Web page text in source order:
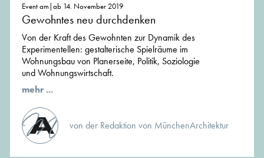
Event am|ab 14. November 2019
Gewohntes neu durchdenken
Von der Kraft des Gewohnten zur Dynamik des
Experimentellen: gestalterische Spielräume im
Wohnungsbau von Planerseite, Politik, Soziologie
und Wohnungswirtschaft.
mehr ...
von der Redaktion von MünchenArchitektur